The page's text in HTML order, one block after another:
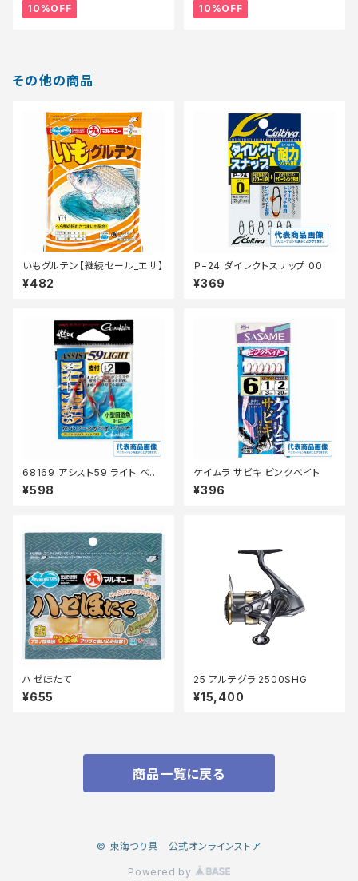
10%OFF 10%OFF
その他の商品
いもグルテン【継続セール_エサ】
¥482
Ｐ−24 ダイレクトスナップ 00
¥369
68169 アシスト59 ライト ベイ
トプラス 1 シルバー
¥598
ケイムラ サビキ ピンクベイト
¥396
ハゼほたて
¥655
25 アルテグラ 2500SHG
¥15,400
商品一覧に戻る
© 東海つり具 公式オンラインストア
Powered by